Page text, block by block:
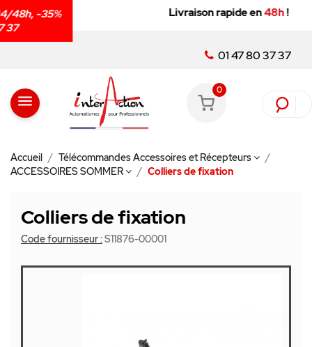
Livraison rapide en48h!
01 47 80 37 37
menu
0
Accueil
Télécommandes Accessoires et Récepteurs
ACCESSOIRES SOMMER
Colliers de fixation
Colliers de fixation
Code fournisseur :S11876-00001